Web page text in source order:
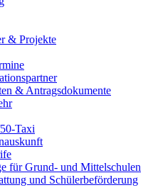
& Projekte
& Antragsdokumente
Taxi
für Grund- und Mittelschulen
und Schülerbeförderung